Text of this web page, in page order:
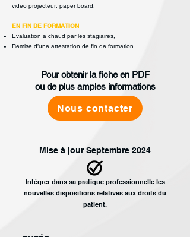
vidéo projecteur, paper board.
EN FIN DE FORMATION
Évaluation à chaud par les stagiaires,
Remise d’une attestation de fin de formation.
Pour obtenir la fiche en PDF
ou de plus amples informations
Nous contacter
Mise à jour Septembre 2024
Intégrer dans sa pratique professionnelle les
nouvelles dispositions relatives aux droits du
patient.